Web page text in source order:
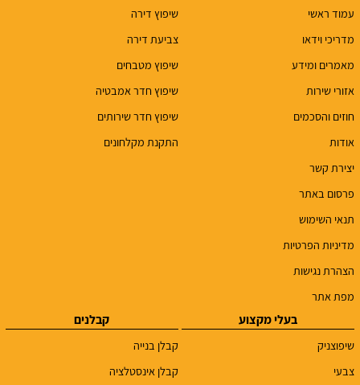
עמוד ראשי
מדריכי וידאו
מאמרים ומידע
אזורי שירות
חוזים והסכמים
אודות
יצירת קשר
פרסום באתר
תנאי השימוש
מדיניות הפרטיות
הצהרת נגישות
מפת אתר
שיפוץ דירה
צביעת דירה
שיפוץ מטבחים
שיפוץ חדר אמבטיה
שיפוץ חדר שירותים
התקנת מקלחונים
בעלי מקצוע
שיפוצניק
צבעי
קבלנים
קבלן בנייה
קבלן אינסטלציה